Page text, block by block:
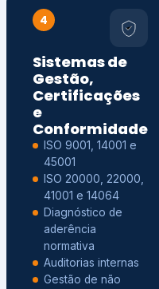
4
Sistemas de
Gestão,
Certificações
e
Conformidade
ISO 9001, 14001 e
45001
ISO 20000, 22000,
41001 e 14064
Diagnóstico de
aderência
normativa
Auditorias internas
Gestão de não